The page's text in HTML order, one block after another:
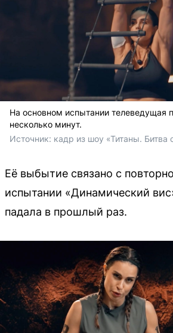
На основном испытании телеведущая
несколько минут.
Источник: кадр из шоу «Титаны. Битва
Её выбытие связано с
испытании «Динамический
падала в прошлый раз.